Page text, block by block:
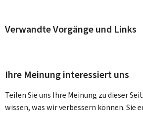
Verwandte Vorgänge und Links
Ihre Meinung interessiert uns
Teilen Sie uns Ihre Meinung zu dieser
wissen, was wir verbessern können. Sie